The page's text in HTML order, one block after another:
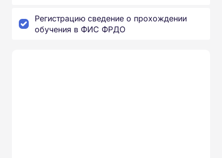
Регистрацию сведение о прохождении
обучения в ФИС ФРДО